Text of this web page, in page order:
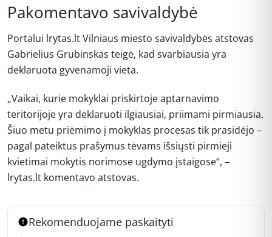
Pakomentavo savivaldybė
Portalui lrytas.lt Vilniaus miesto savivaldybės atstovas
Gabrielius Grubinskas teigė, kad svarbiausia yra
deklaruota gyvenamoji vieta.
„Vaikai, kurie mokyklai priskirtoje aptarnavimo
teritorijoje yra deklaruoti ilgiausiai, priimami pirmiausia.
Šiuo metu priėmimo į mokyklas procesas tik prasidėjo –
pagal pateiktus prašymus tėvams išsiųsti pirmieji
kvietimai mokytis norimose ugdymo įstaigose“, –
lrytas.lt komentavo atstovas.
Rekomenduojame paskaityti